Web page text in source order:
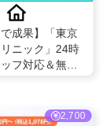
で成果】「東京
ニック」24時
フ対応＆無料
2,700